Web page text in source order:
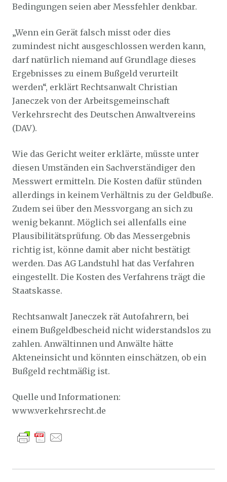
Bedingungen seien aber Messfehler denkbar.
„Wenn ein Gerät falsch misst oder dies
zumindest nicht ausgeschlossen werden kann,
darf natürlich niemand auf Grundlage dieses
Ergebnisses zu einem Bußgeld verurteilt
werden“, erklärt Rechtsanwalt Christian
Janeczek von der Arbeitsgemeinschaft
Verkehrsrecht des Deutschen Anwaltvereins
(DAV).
Wie das Gericht weiter erklärte, müsste unter
diesen Umständen ein Sachverständiger den
Messwert ermitteln. Die Kosten dafür stünden
allerdings in keinem Verhältnis zu der Geldbuße.
Zudem sei über den Messvorgang an sich zu
wenig bekannt. Möglich sei allenfalls eine
Plausibilitätsprüfung. Ob das Messergebnis
richtig ist, könne damit aber nicht bestätigt
werden. Das AG Landstuhl hat das Verfahren
eingestellt. Die Kosten des Verfahrens trägt die
Staatskasse.
Rechtsanwalt Janeczek rät Autofahrern, bei
einem Bußgeldbescheid nicht widerstandslos zu
zahlen. Anwältinnen und Anwälte hätte
Akteneinsicht und könnten einschätzen, ob ein
Bußgeld rechtmäßig ist.
Quelle und Informationen:
www.verkehrsrecht.de